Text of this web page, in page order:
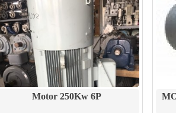
Motor 250Kw 6P